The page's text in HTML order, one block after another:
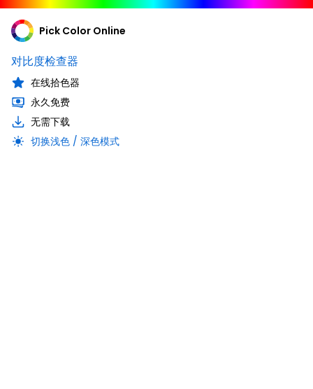
Pick Color Online
对比度检查器
在线拾色器
永久免费
无需下载
切换浅色 / 深色模式